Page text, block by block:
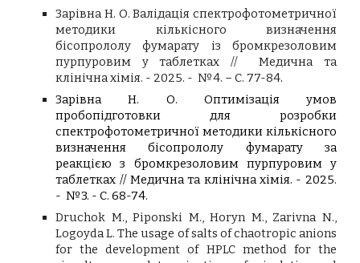
Зарівна Н. О. Валідація спектрофотометричної
методики кількісного визначення
бісопрололу фумарату із бромкрезоловим
пурпуровим у таблетках //
Медична та
клінічна хімія. - 2025. - №4. – С. 77-84.
Зарівна Н. О. Оптимізація умов
пробопідготовки для розробки
спектрофотометричної методики кількісного
визначення бісопрололу фумарату за
реакцією з бромкрезоловим пурпуровим у
таблетках // Медична та клінічна хімія. - 2025.
- №3. - С. 68-74.
Druchok M., Piponski M., Horyn M., Zarivna N.,
Logoyda L. The usage of salts of chaotropic anions
for the development of HPLC method for the